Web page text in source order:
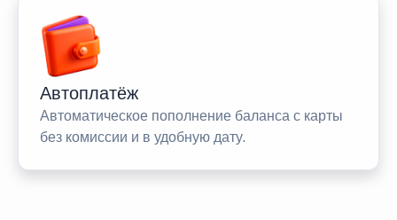
Автоплатёж
Автоматическое пополнение баланса с карты
без комиссии и в удобную дату.